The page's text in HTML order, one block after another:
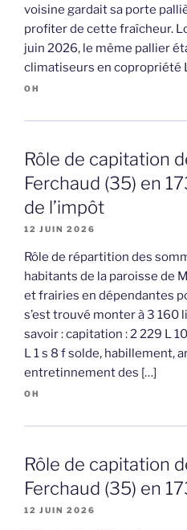
voisine gardait sa porte
profiter de cette fraîcheur.
juin 2026, le même pallier
climatiseurs en copropriété
OH
Rôle de capitation
Ferchaud (35) en
de l’impôt
12 JUIN 2026
Rôle de répartition des
habitants de la paroisse de
et frairies en dépendantes
s’est trouvé monter à 3 160
savoir : capitation : 2 229 L
L 1 s 8 f solde, habillement,
entretinnement des […]
OH
Rôle de capitation
Ferchaud (35) en
12 JUIN 2026